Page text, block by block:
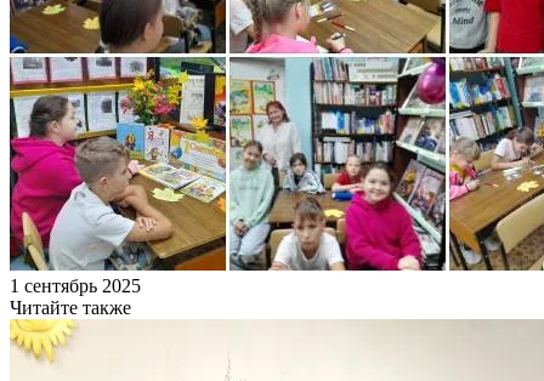
1 сентябрь 2025
Читайте также